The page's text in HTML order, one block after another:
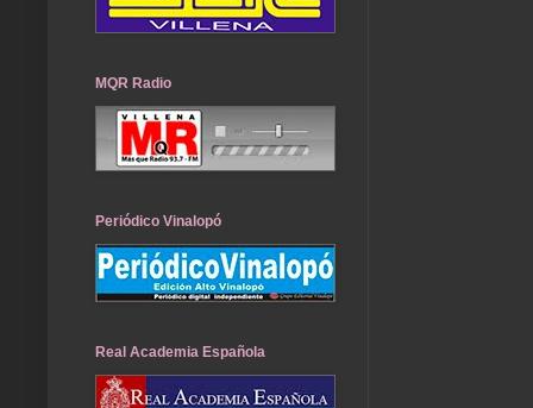
MQR Radio
Periódico Vinalopó
Real Academia Española